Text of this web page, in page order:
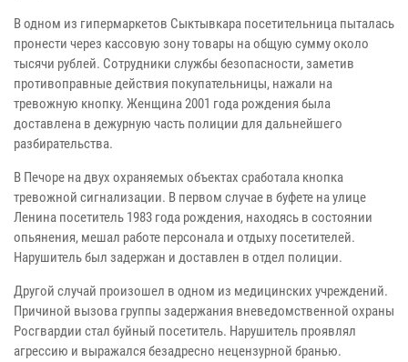
В одном из гипермаркетов Сыктывкара посетительница пыталась
пронести через кассовую зону товары на общую сумму около
тысячи рублей. Сотрудники службы безопасности, заметив
противоправные действия покупательницы, нажали на
тревожную кнопку. Женщина 2001 года рождения была
доставлена в дежурную часть полиции для дальнейшего
разбирательства.
В Печоре на двух охраняемых объектах сработала кнопка
тревожной сигнализации. В первом случае в буфете на улице
Ленина посетитель 1983 года рождения, находясь в состоянии
опьянения, мешал работе персонала и отдыху посетителей.
Нарушитель был задержан и доставлен в отдел полиции.
Другой случай произошел в одном из медицинских учреждений.
Причиной вызова группы задержания вневедомственной охраны
Росгвардии стал буйный посетитель. Нарушитель проявлял
агрессию и выражался безадресно нецензурной бранью.